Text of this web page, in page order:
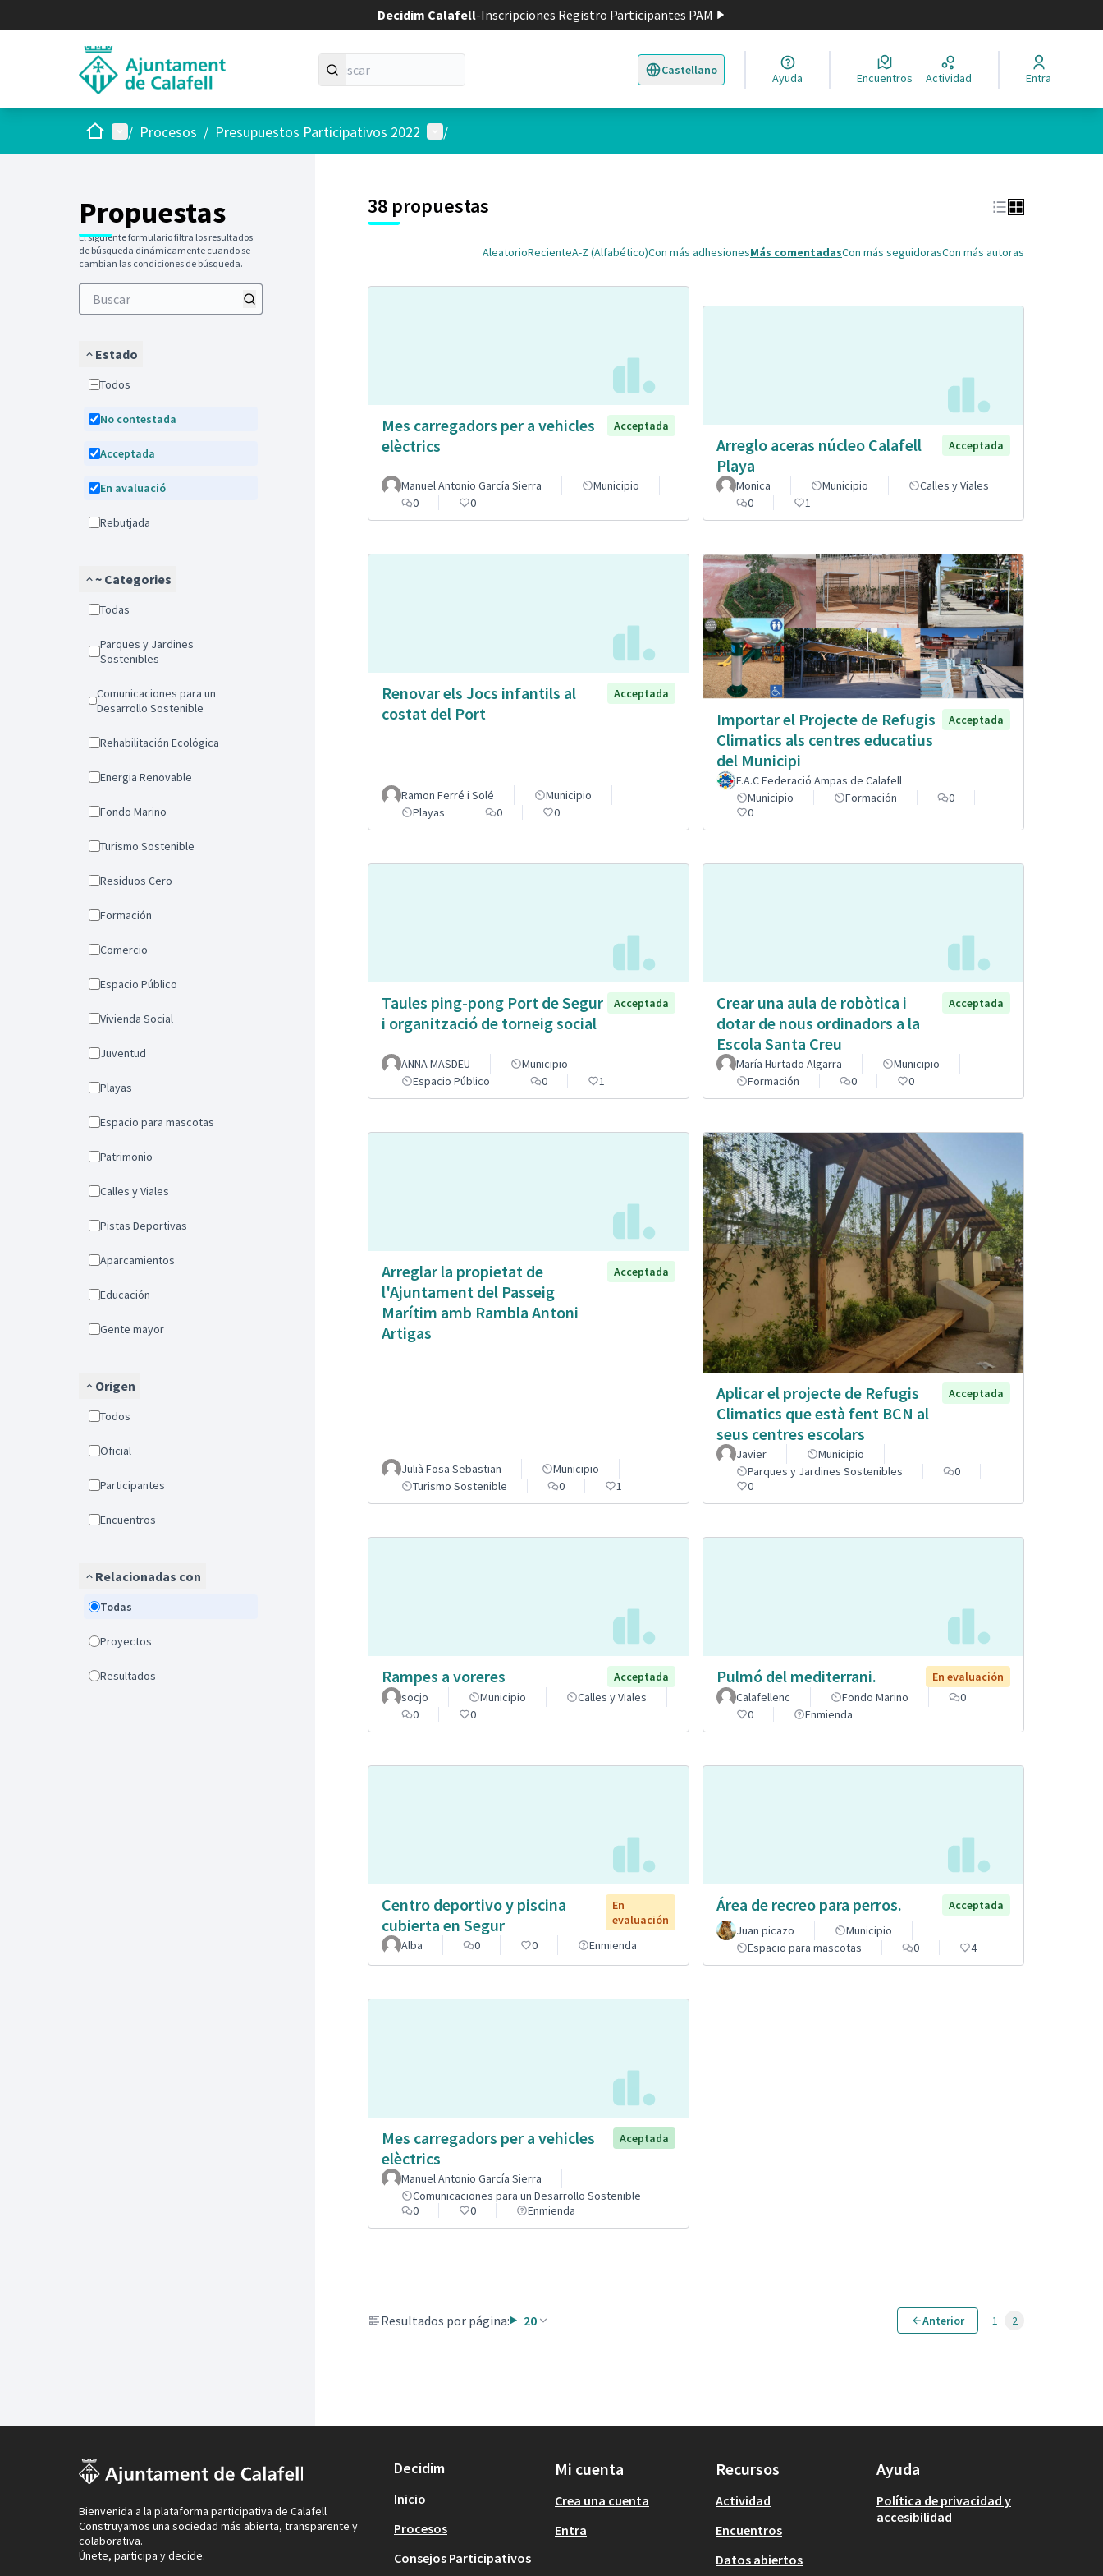
Decidim Calafell-Inscripciones Registro Participantes PAM
Castellano
Triar la llengua Elegir el idioma
Ayuda Encuentros Actividad Entra
InicioMenú principal
/ Procesos / Presupuestos Participativos 2022 Menú de usuario
/
Propuestas
El siguiente formulario filtra los resultados
de búsqueda dinámicamente cuando se
cambian las condiciones de búsqueda.
Estado
Todos
No contestada
Acceptada
En avaluació
Rebutjada
~ Categories
Todas
Parques y Jardines
Sostenibles
Comunicaciones para un
Desarrollo Sostenible
Rehabilitación Ecológica
Energia Renovable
Fondo Marino
Turismo Sostenible
Residuos Cero
Formación
Comercio
Espacio Público
Vivienda Social
Juventud
Playas
Espacio para mascotas
Patrimonio
Calles y Viales
Pistas Deportivas
Aparcamientos
Educación
Gente mayor
Origen
Todos
Oficial
Participantes
Encuentros
Relacionadas con
Todas
Proyectos
Resultados
38 propuestas
AleatorioRecienteA-Z (Alfabético)Con más adhesionesMás comentadasCon más seguidorasCon más autoras
Mes carregadors per a vehicles
elèctrics
Acceptada
Manuel Antonio García Sierra
Municipio
0
0
Arreglo aceras núcleo Calafell
Playa
Acceptada
Monica Municipio
Calles y Viales
0
1
Renovar els Jocs infantils al
costat del Port
Acceptada
Ramon Ferré i Solé
Municipio
Playas
0 0
Importar el Projecte de Refugis
Climatics als centres educatius
del Municipi
Acceptada
F.A.C Federació Ampas de Calafell
Municipio
Formación
0
0
Taules ping-pong Port de Segur
i organització de torneig social
Acceptada
ANNA MASDEU
Municipio
Espacio Público
0 1
Crear una aula de robòtica i
dotar de nous ordinadors a la
Escola Santa Creu
Acceptada
María Hurtado Algarra
Municipio
Formación
0 0
Arreglar la propietat de
l'Ajuntament del Passeig
Marítim amb Rambla Antoni
Artigas
Acceptada
Julià Fosa Sebastian
Municipio
Turismo Sostenible
0 1
Aplicar el projecte de Refugis
Climatics que està fent BCN al
seus centres escolars
Acceptada
Javier
Municipio
Parques y Jardines Sostenibles
0
0
Rampes a voreres
Acceptada
socjo
Municipio
Calles y Viales
0
0
Pulmó del mediterrani.
En evaluación
Calafellenc
Fondo Marino
0
0
Enmienda
Centro deportivo y piscina
cubierta en Segur
En
evaluación
Alba
0 0 Enmienda
Área de recreo para perros.
Acceptada
Juan picazo
Municipio
Espacio para mascotas
0 4
Mes carregadors per a vehicles
elèctrics
Aceptada
Manuel Antonio García Sierra
Comunicaciones para un Desarrollo Sostenible
0
0 Enmienda
Resultados por página: 20 Anterior 1 2
Bienvenida a la plataforma participativa de Calafell
Construyamos una sociedad más abierta, transparente y
colaborativa.
Únete, participa y decide.
Decidim
Inicio
Procesos
Consejos Participativos
Mi cuenta
Crea una cuenta
Entra
Recursos
Actividad
Encuentros
Datos abiertos
Ayuda
Política de privacidad y
accesibilidad